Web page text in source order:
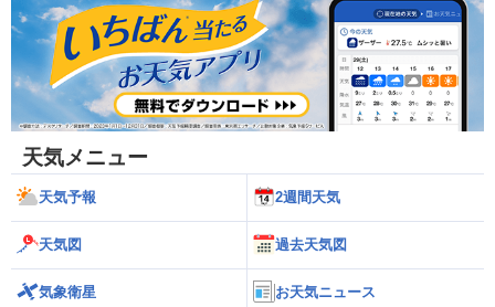
天気メニュー
天気予報 2週間天気
天気図 過去天気図
気象衛星 お天気ニュース